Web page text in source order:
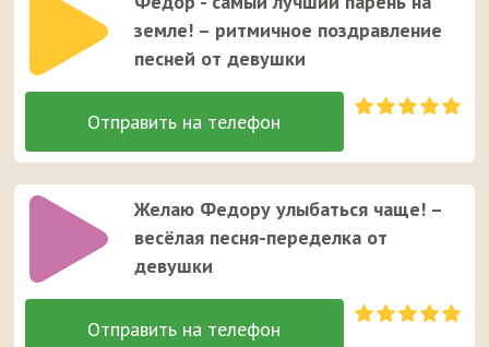
земле! – ритмичное поздравление
песней от девушки
Желаю Федору улыбаться чаще! –
весёлая песня-переделка от
девушки